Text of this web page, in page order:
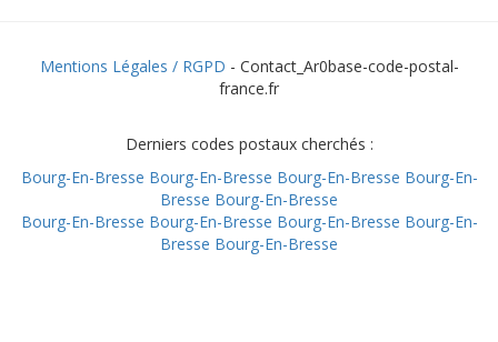
Mentions Légales / RGPD - Contact_Ar0base-code-postal-
france.fr
Derniers codes postaux cherchés :
Bourg-En-Bresse Bourg-En-Bresse Bourg-En-Bresse Bourg-En-
Bresse Bourg-En-Bresse
Bourg-En-Bresse Bourg-En-Bresse Bourg-En-Bresse Bourg-En-
Bresse Bourg-En-Bresse